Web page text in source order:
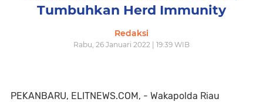
Tumbuhkan Herd Immunity
Redaksi
Rabu, 26 Januari 2022 | 19:39 WIB
PEKANBARU, ELITNEWS.COM, - Wakapolda Riau